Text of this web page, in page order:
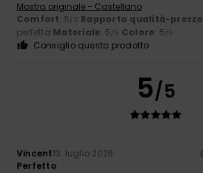
Mostra originale - Castellano
Comfort: 5/5 Rapporto qualità-prezzo
perfetta Materiale: 5/5 Colore: 5/5
Consiglio questo prodotto
5/5
Vincent13. luglio 2026
Perfetto